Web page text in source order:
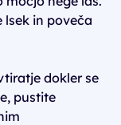
in poveča
dokler se
pustite